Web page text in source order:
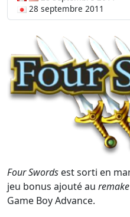
28 septembre 2011
Four Swords est sorti en
jeu bonus ajouté au remake
Game Boy Advance.